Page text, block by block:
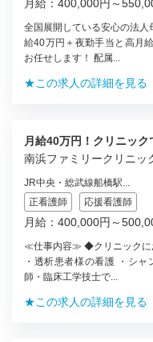
月給：400,000円～
全国展開している安心の法
給40万円＋夜勤手当と高月
お任せします！ 配属...
★この求人の詳細を見る
月給40万円！クリニック
南浜ファミリークリニッ
JR中央・総武線船橋駅...
正看護師
応援看護師
月給：400,000円～
≪仕事内容≫ ◆クリニックに
・透析患者様の看護 ・シ
師・臨床工学技士で...
★この求人の詳細を見る